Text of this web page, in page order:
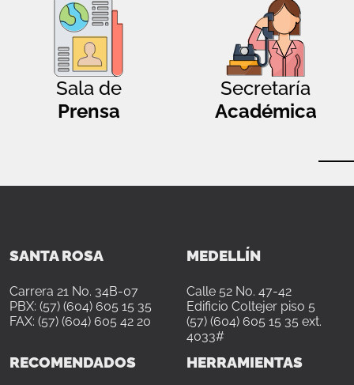
Sala de
Prensa
Secretaría
Académica
SANTA ROSA
Carrera 21 No. 34B-07
PBX: (57) (604) 605 15 35
FAX: (57) (604) 605 42 20
MEDELLÍN
Calle 52 No. 47-42
Edificio Coltejer piso 5
(57) (604) 605 15 35 ext.
4033#
RECOMENDADOS HERRAMIENTAS